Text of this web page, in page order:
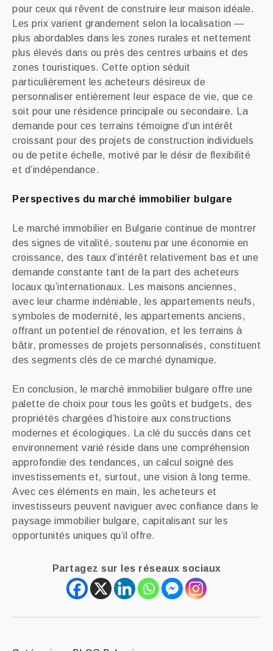
pour ceux qui rêvent de construire leur maison idéale.
Les prix varient grandement selon la localisation —
plus abordables dans les zones rurales et nettement
plus élevés dans ou près des centres urbains et des
zones touristiques. Cette option séduit
particulièrement les acheteurs désireux de
personnaliser entièrement leur espace de vie, que ce
soit pour une résidence principale ou secondaire. La
demande pour ces terrains témoigne d’un intérêt
croissant pour des projets de construction individuels
ou de petite échelle, motivé par le désir de flexibilité
et d’indépendance.
Perspectives du marché immobilier bulgare
Le marché immobilier en Bulgarie continue de montrer
des signes de vitalité, soutenu par une économie en
croissance, des taux d’intérêt relativement bas et une
demande constante tant de la part des acheteurs
locaux qu’internationaux. Les maisons anciennes,
avec leur charme indéniable, les appartements neufs,
symboles de modernité, les appartements anciens,
offrant un potentiel de rénovation, et les terrains à
bâtir, promesses de projets personnalisés, constituent
des segments clés de ce marché dynamique.
En conclusion, le marché immobilier bulgare offre une
palette de choix pour tous les goûts et budgets, des
propriétés chargées d’histoire aux constructions
modernes et écologiques. La clé du succès dans cet
environnement varié réside dans une compréhension
approfondie des tendances, un calcul soigné des
investissements et, surtout, une vision à long terme.
Avec ces éléments en main, les acheteurs et
investisseurs peuvent naviguer avec confiance dans le
paysage immobilier bulgare, capitalisant sur les
opportunités uniques qu’il offre.
Partagez sur les réseaux sociaux